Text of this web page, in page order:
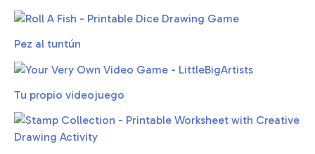
Pez al tuntún
Tu propio videojuego